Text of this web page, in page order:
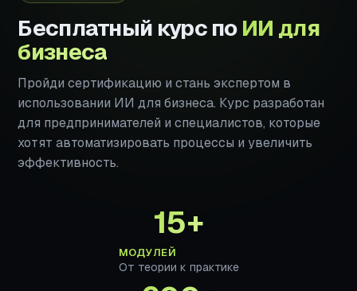
Бесплатный курс поИИ для
бизнеса
Пройди сертификацию и стань экспертом в
использовании ИИ для бизнеса. Курс разработан
для предпринимателей и специалистов, которые
хотят автоматизировать процессы и увеличить
эффективность.
15+
МОДУЛЕЙ
От теории к практике